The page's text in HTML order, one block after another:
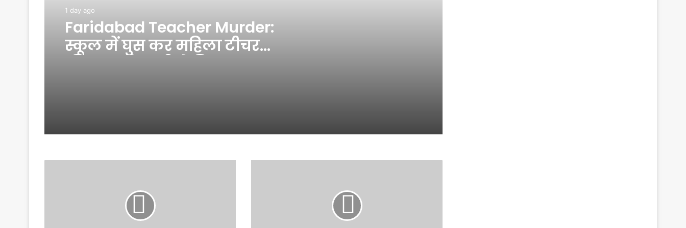
1 day ago
Faridabad Teacher Murder:
स्कूल में घुस कर महिला टीचर